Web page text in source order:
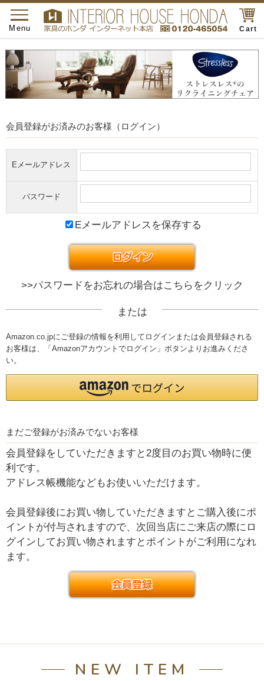
Cart
toggle
navigation
Menu
会員登録がお済みのお客様（ログイン）
Eメールアドレス
パスワード
Eメールアドレスを保存する
>>パスワードをお忘れの場合はこちらをクリック
または
Amazon.co.jpにご登録の情報を利用してログインまたは会員登録される
お客様は、「Amazonアカウントでログイン」ボタンよりお進みくださ
い。
まだご登録がお済みでないお客様
会員登録をしていただきますと2度目のお買い物時に便
利です。
アドレス帳機能などもお使いいただけます。
会員登録後にお買い物していただきますとご購入後にポ
イントが付与されますので、次回当店にご来店の際にロ
グインしてお買い物されますとポイントがご利用になれ
ます。
NEW ITEM